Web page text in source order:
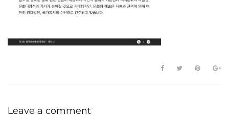
Leave a comment